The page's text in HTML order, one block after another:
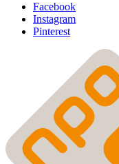
Facebook
Instagram
Pinterest